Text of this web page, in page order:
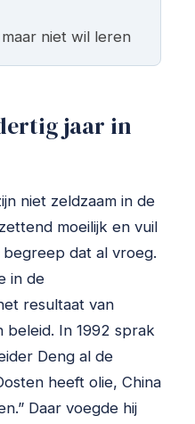
niet wil leren
jaar in
niet zeldzaam in de
moeilijk en vuil
dat al vroeg.
in de
resultaat van
beleid. In 1992 sprak
Deng al de
heeft olie, China
Daar voegde hij